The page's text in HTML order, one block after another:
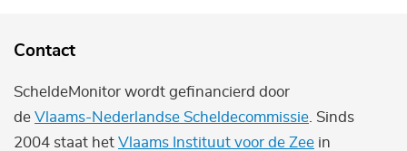
Contact
ScheldeMonitor wordt gefinancierd door
de Vlaams-Nederlandse Scheldecommissie . Sinds
2004 staat het Vlaams Instituut voor de Zee in